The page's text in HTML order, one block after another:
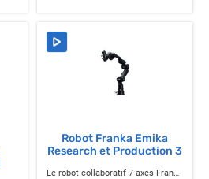
Robot Franka Emika
Research et Production 3
Le robot collaboratif 7 axes Franka Emika